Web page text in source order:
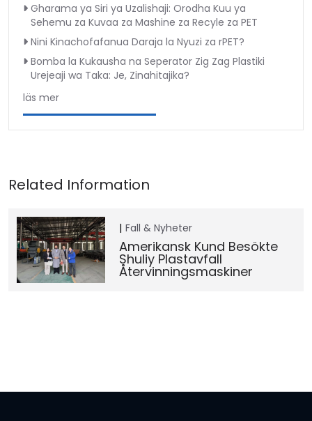
Gharama ya Siri ya Uzalishaji: Orodha Kuu ya
Sehemu za Kuvaa za Mashine za Recyle za PET
Nini Kinachofafanua Daraja la Nyuzi za rPET?
Bomba la Kukausha na Seperator Zig Zag Plastiki
Urejeaji wa Taka: Je, Zinahitajika?
läs mer
Fall & Nyheter
Amerikansk Kund Besökte
Shuliy Plastavfall
Återvinningsmaskiner